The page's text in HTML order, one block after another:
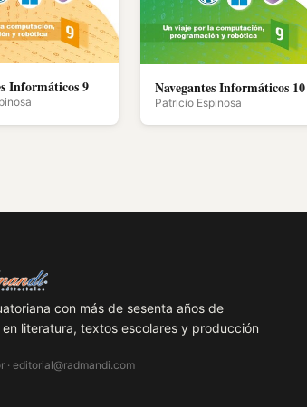
Informáticos 9 Navegantes Informáticos 10
Patricio Espinosa
con más de sesenta años de
literatura, textos escolares y producción
· editorial@radmandi.com